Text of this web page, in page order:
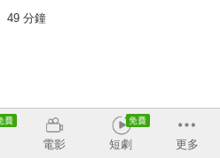
49 分鐘
電影 短劇 更多